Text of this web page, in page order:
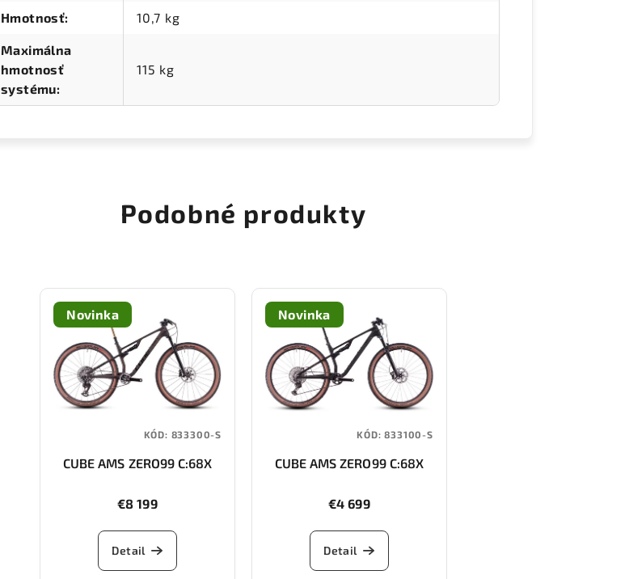
Hmotnosť: 10,7 kg
Maximálna
hmotnosť
systému:
115 kg
Podobné produkty
Novinka
CUBE AMS ZERO99 C:68X
€8 199
Detail
KÓD: 833300-S
Novinka
CUBE AMS ZERO99 C:68X
€4 699
Detail
KÓD:833100-S